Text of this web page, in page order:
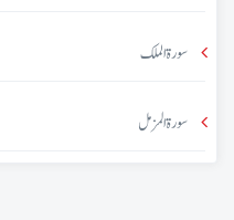
سورۃ الملک
سورۃ المزمل